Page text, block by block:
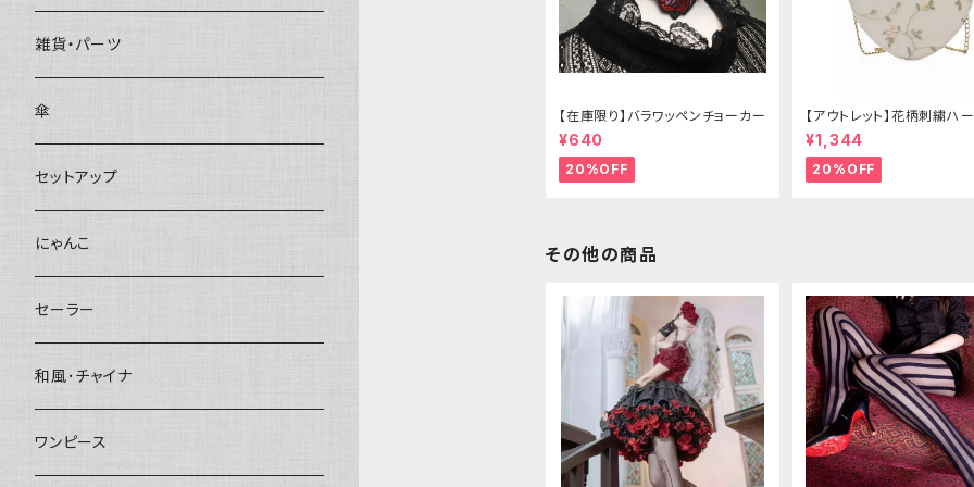
【在庫限り】バラワッペンチョーカー
¥640
20%OFF
【アウトレット】花柄刺繍ハ
グ
¥1,344
20%OFF
その他の商品
雑貨・パーツ
傘
セットアップ
にゃんこ
セーラー
和風･チャイナ
ワンピース